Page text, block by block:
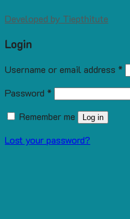
Developed by Tiepthitute
Login
Username or email address *
Password *
Remember me
Log in
Lost your password?